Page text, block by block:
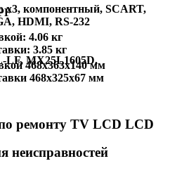
x3, компонентный, SCART,
HDMI, RS-232
4.06 кг
3.85 кг
468x363x140 мм
468x325x67 мм
LF, MX25L1605D,
ремонту TV LCD LCD
неисправностей